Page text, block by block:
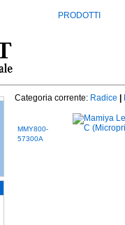
PRODOTTI
Categoria corrente: Radice
MMY800-
57300A